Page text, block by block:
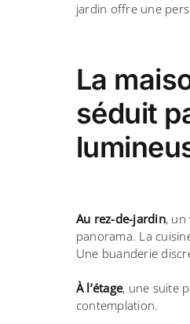
jardin offre une
La
séduit
Au rez-de-jardin, un
panorama. La
Une buanderie
À l’étage, une suite
contemplation.